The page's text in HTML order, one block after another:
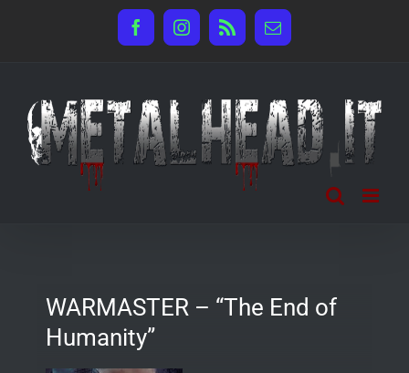
FacebookInstagram
Rss Email
WARMASTER – “The End of
Humanity”